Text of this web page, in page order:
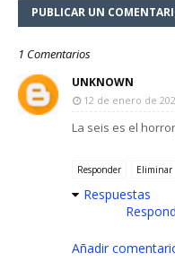
PUBLICAR UN
1 Comentarios
UNKNOWN
12 de enero de
La seis es el
Responder Eliminar
Respuestas
Añadir